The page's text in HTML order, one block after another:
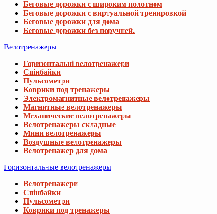
Беговые дорожки с широким полотном
Беговые дорожки с виртуальной тренировкой
Беговые дорожки для дома
Беговые дорожки без поручней.
Велотренажеры
Горизонтальні велотренажери
Спінбайки
Пульсометри
Коврики под тренажеры
Электромагнитные велотренажеры
Магнитные велотренажеры
Механические велотренажеры
Велотренажеры складные
Мини велотренажеры
Воздушные велотренажеры
Велотренажер для дома
Горизонтальные велотренажеры
Велотренажери
Спінбайки
Пульсометри
Коврики под тренажеры